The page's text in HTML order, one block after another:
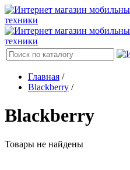
Главная /
Blackberry /
Blackberry
Товары не найдены